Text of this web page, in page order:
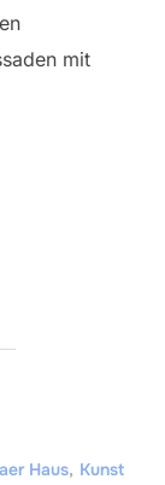
mit
Haus, Kunst